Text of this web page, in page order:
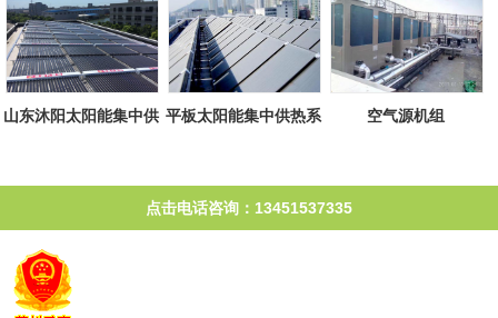
山东沐阳太阳能集中供 平板太阳能集中供热系
空气源机组
点击电话咨询：13451537335